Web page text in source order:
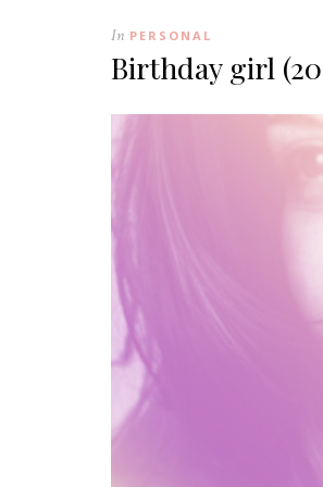
In PERSONAL
Birthday girl